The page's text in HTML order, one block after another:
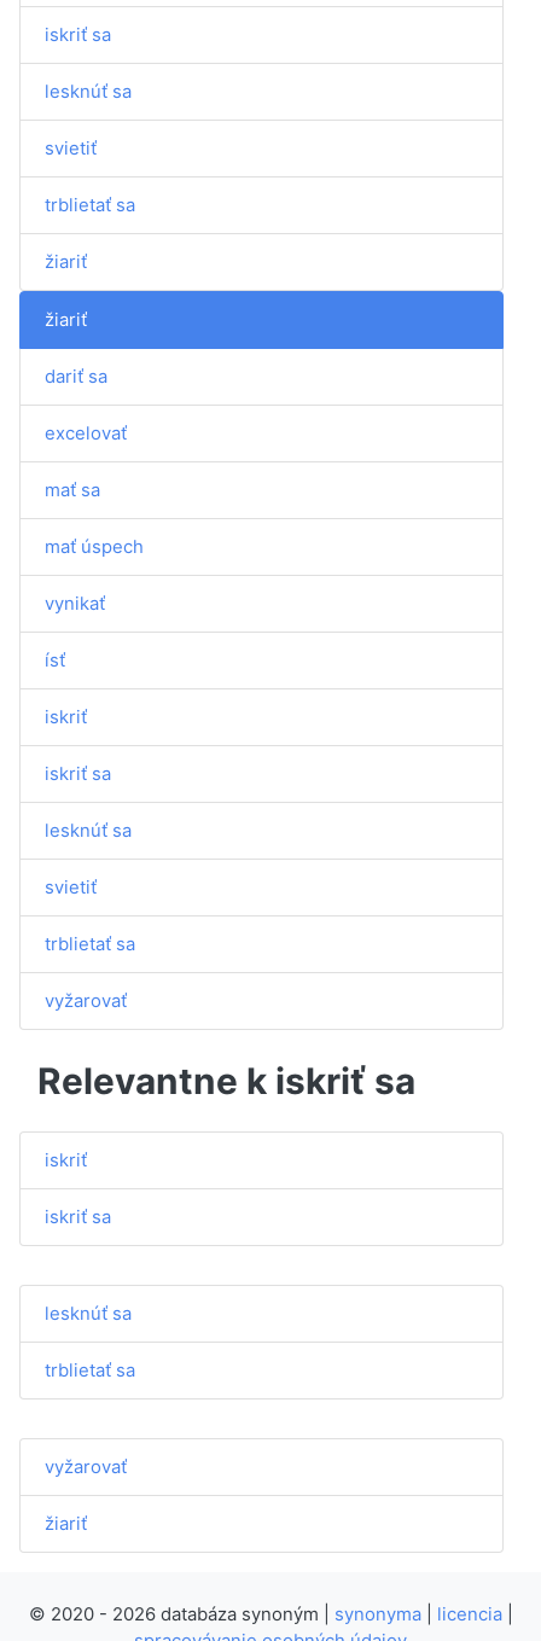
iskriť sa
lesknúť sa
svietiť
trblietať sa
žiariť
žiariť
dariť sa
excelovať
mať sa
mať úspech
vynikať
ísť
iskriť
iskriť sa
lesknúť sa
svietiť
trblietať sa
vyžarovať
Relevantne k iskriť sa
iskriť
iskriť sa
lesknúť sa
trblietať sa
vyžarovať
žiariť
© 2020 - 2026 databáza synoným | synonyma| licencia|